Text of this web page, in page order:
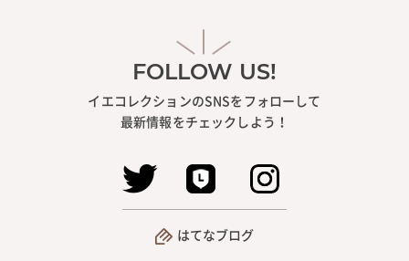
FOLLOW US!
イエコレクションのSNSをフォローして
最新情報をチェックしよう！
はてなブログ